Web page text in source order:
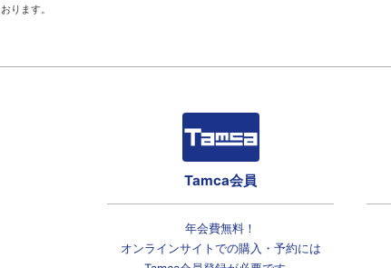
おります。
Tamca会員
年会費無料！
オンラインサイトでの購入・予約には